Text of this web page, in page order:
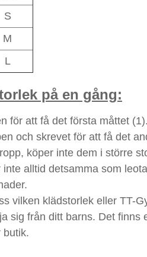
S
M
L
på en gång:
för att få det första måttet
och skrevet för att få det
köper inte dem i större
alltid detsamma som
vilken klädstorlek eller TT-
sig från ditt barns. Det
butik.